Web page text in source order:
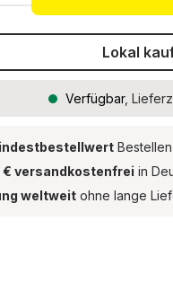
Lokal
Verfügbar,
€ versandkostenfrei in
weltweit ohne lange